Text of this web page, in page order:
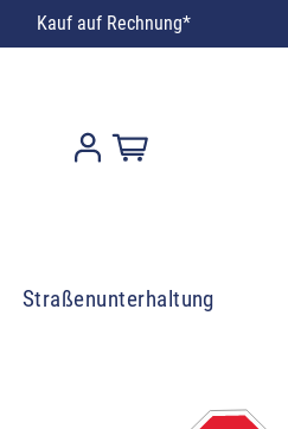
Kauf auf Rechnung*
Straßenunterhaltung